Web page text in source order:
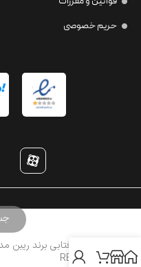
حریم خصوصی
عینک آفتابی برند ریبن
RB4547